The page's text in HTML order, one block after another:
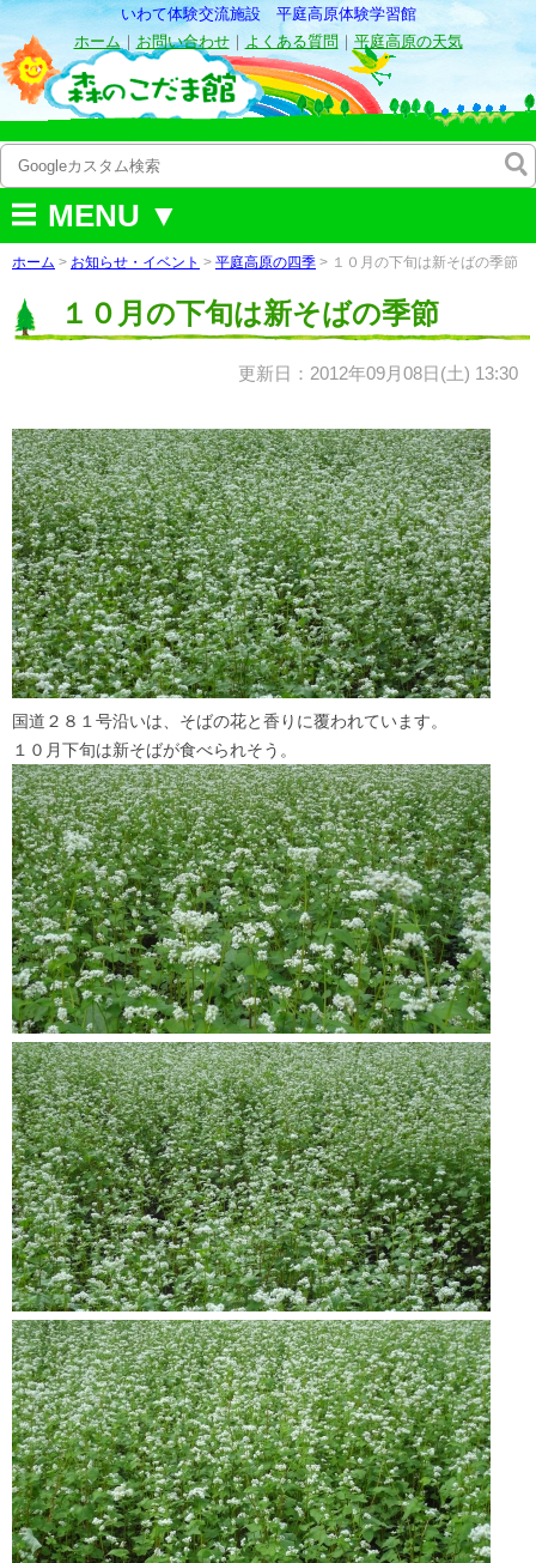
いわて体験交流施設 平庭高原体験学習館
ホーム｜ お問い合わせ｜ よくある質問 ｜ 平庭高原の天気
MENU ▼
ホーム > お知らせ・イベント > 平庭高原の四季 > １０月の下旬は新そばの季節
１０月の下旬は新そばの季節
更新日：2012年09月08日(土) 13:30
国道２８１号沿いは、そばの花と香りに覆われています。
１０月下旬は新そばが食べられそう。